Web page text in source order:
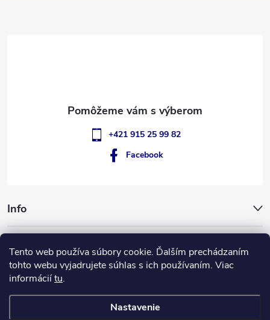
Tento web používa súbory cookie. Ďalším prechádzaním
tohto webu vyjadrujete súhlas s ich používaním. Viac
informáciítu.
Nastavenie
Info
+421 915 25 99 82
Facebook